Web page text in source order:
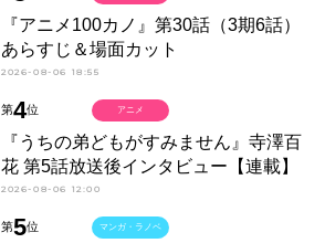
『アニメ100カノ』第30話（3期6話）
あらすじ＆場面カット
2026-08-06 18:55
第4位
『うちの弟どもがすみません』寺澤百
花 第5話放送後インタビュー【連載】
2026-08-06 12:00
アニメ
第5位 マンガ・ラノベ